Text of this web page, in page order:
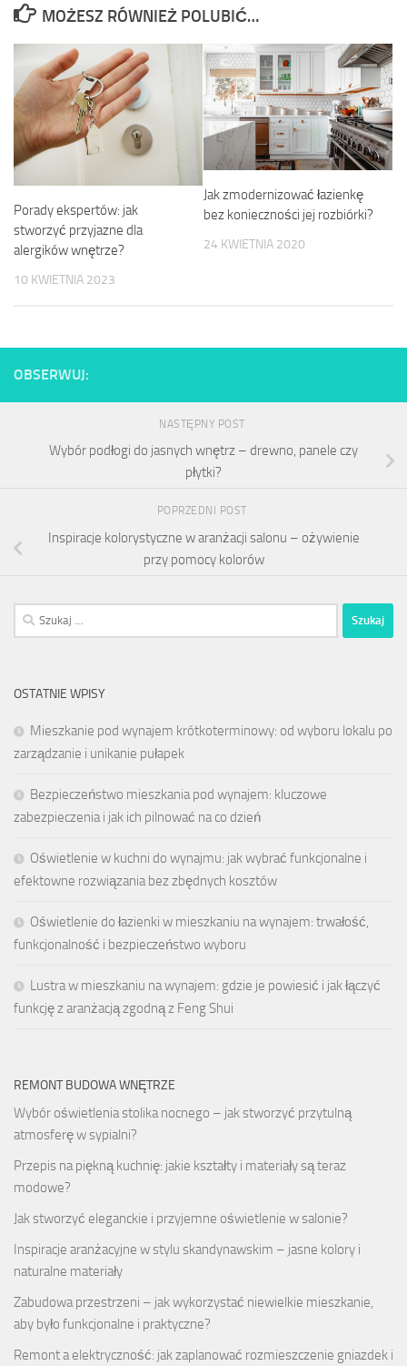
MOŻESZ RÓWNIEŻ POLUBIĆ…
Porady ekspertów: jak
stworzyć przyjazne dla
alergików wnętrze?
10 KWIETNIA 2023
Jak zmodernizować łazienkę
bez konieczności jej rozbiórki?
24 KWIETNIA 2020
OBSERWUJ:
NASTĘPNY POST
Wybór podłogi do jasnych wnętrz – drewno, panele czy
płytki?
POPRZEDNI POST
Inspiracje kolorystyczne w aranżacji salonu – ożywienie
przy pomocy kolorów
Szukaj:
OSTATNIE WPISY
Mieszkanie pod wynajem krótkoterminowy: od wyboru lokalu po
zarządzanie i unikanie pułapek
Bezpieczeństwo mieszkania pod wynajem: kluczowe
zabezpieczenia i jak ich pilnować na co dzień
Oświetlenie w kuchni do wynajmu: jak wybrać funkcjonalne i
efektowne rozwiązania bez zbędnych kosztów
Oświetlenie do łazienki w mieszkaniu na wynajem: trwałość,
funkcjonalność i bezpieczeństwo wyboru
Lustra w mieszkaniu na wynajem: gdzie je powiesić i jak łączyć
funkcję z aranżacją zgodną z Feng Shui
REMONT BUDOWA WNĘTRZE
Wybór oświetlenia stolika nocnego – jak stworzyć przytulną
atmosferę w sypialni?
Przepis na piękną kuchnię: jakie kształty i materiały są teraz
modowe?
Jak stworzyć eleganckie i przyjemne oświetlenie w salonie?
Inspiracje aranżacyjne w stylu skandynawskim – jasne kolory i
naturalne materiały
Zabudowa przestrzeni – jak wykorzystać niewielkie mieszkanie,
aby było funkcjonalne i praktyczne?
Remont a elektryczność: jak zaplanować rozmieszczenie gniazdek i